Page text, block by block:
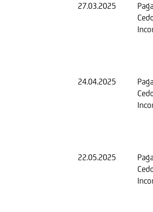
27.03.2025
24.04.2025
22.05.2025